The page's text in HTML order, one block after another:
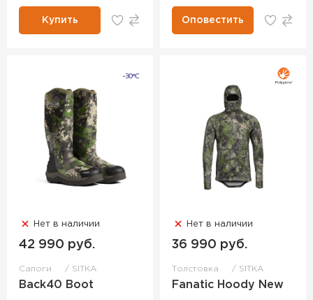
Купить Оповестить
Нет в наличии
42 990 руб.
Сапоги SITKA
Back40 Boot
Нет в наличии
36 990 руб.
Толстовка SITKA
Fanatic Hoody New